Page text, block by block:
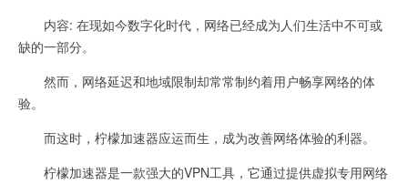
内容: 在现如今数字化时代，网络已经成为人们生活中不可或
缺的一部分。
然而，网络延迟和地域限制却常常制约着用户畅享网络的体
验。
而这时，柠檬加速器应运而生，成为改善网络体验的利器。
柠檬加速器是一款强大的VPN工具，它通过提供虚拟专用网络